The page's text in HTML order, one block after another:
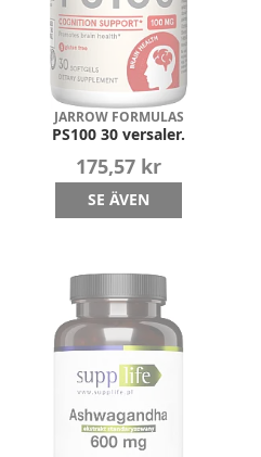
JARROW FORMULAS
PS100 30 versaler.
175,57 kr
SE ÄVEN